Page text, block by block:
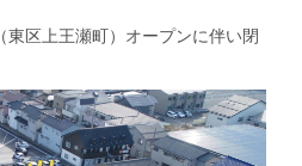
（東区上王瀬町）オープンに伴い閉